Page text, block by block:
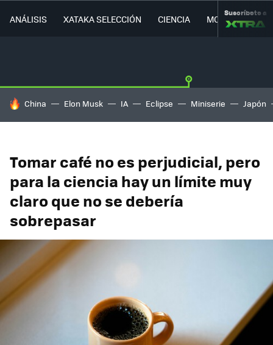
ANÁLISIS XATAKA SELECCIÓN CIENCIA MOVILIDAD
Suscríbete a
HOY SE HABLA DE
China Elon Musk IA Eclipse Miniserie Japón
Tomar café no es perjudicial, pero
para la ciencia hay un límite muy
claro que no se debería
sobrepasar